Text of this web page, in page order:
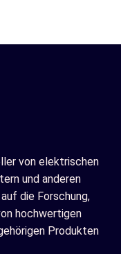
von elektrischen
und anderen
die Forschung,
hochwertigen
Produkten